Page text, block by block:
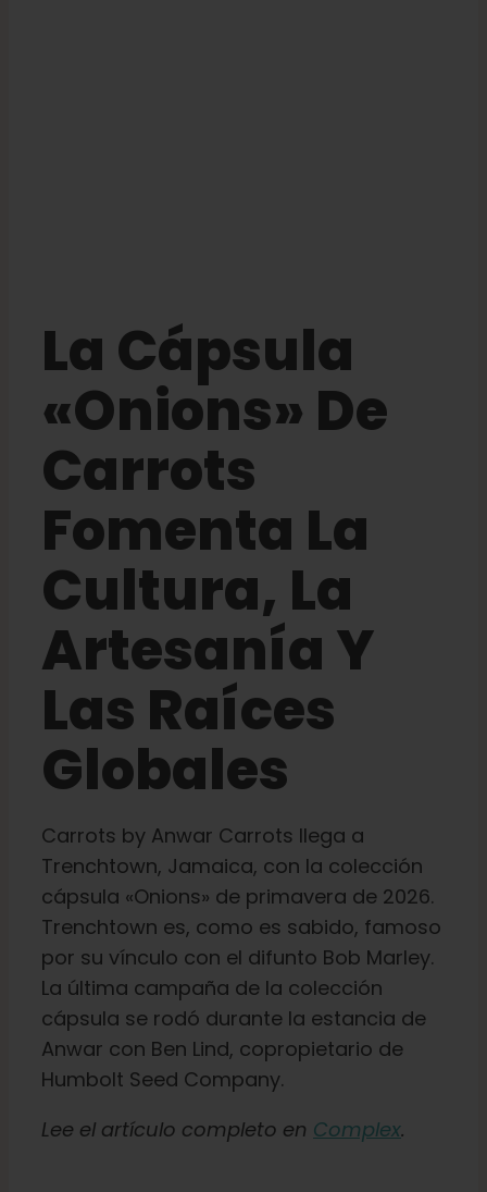
La Cápsula
«Onions» De
Carrots
Fomenta La
Cultura, La
Artesanía Y
Las Raíces
Globales
Carrots by Anwar Carrots llega a
Trenchtown, Jamaica, con la colección
cápsula «Onions» de primavera de 2026.
Trenchtown es, como es sabido, famoso
por su vínculo con el difunto Bob Marley.
La última campaña de la colección
cápsula se rodó durante la estancia de
Anwar con Ben Lind, copropietario de
Humbolt Seed Company.
Lee el artículo completo en Complex.